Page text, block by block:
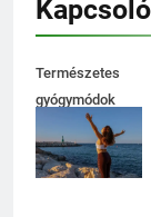
Természetes
gyógymódok
stressz ellen